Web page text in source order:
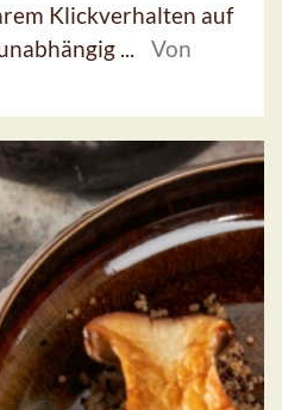
Klickverhalten auf
...
Von